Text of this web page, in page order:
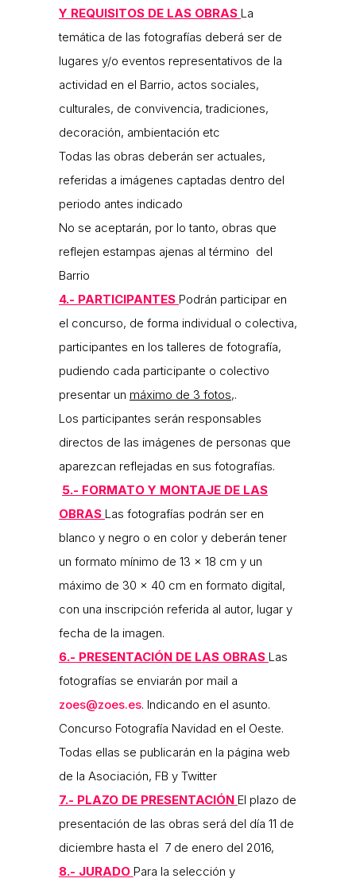
Y REQUISITOS DE LAS OBRAS La
temática de las fotografías deberá ser de
lugares y/o eventos representativos de la
actividad en el Barrio, actos sociales,
culturales, de convivencia, tradiciones,
decoración, ambientación etc
Todas las obras deberán ser actuales,
referidas a imágenes captadas dentro del
periodo antes indicado
No se aceptarán, por lo tanto, obras que
reflejen estampas ajenas al término del
Barrio
4.- PARTICIPANTES Podrán participar en
el concurso, de forma individual o colectiva,
participantes en los talleres de fotografía,
pudiendo cada participante o colectivo
presentar un máximo de 3 fotos,.
Los participantes serán responsables
directos de las imágenes de personas que
aparezcan reflejadas en sus fotografías.
5.- FORMATO Y MONTAJE DE LAS
OBRAS Las fotografías podrán ser en
blanco y negro o en color y deberán tener
un formato mínimo de 13 x 18 cm y un
máximo de 30 x 40 cm en formato digital,
con una inscripción referida al autor, lugar y
fecha de la imagen.
6.- PRESENTACIÓN DE LAS OBRAS Las
fotografías se enviarán por mail a
zoes@zoes.es. Indicando en el asunto.
Concurso Fotografía Navidad en el Oeste.
Todas ellas se publicarán en la página web
de la Asociación, FB y Twitter
7.- PLAZO DE PRESENTACIÓN El plazo de
presentación de las obras será del día 11 de
diciembre hasta el 7 de enero del 2016,
8.- JURADO Para la selección y